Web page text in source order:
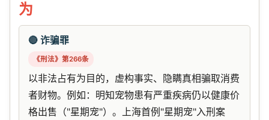
为
🔴 诈骗罪
《刑法》第266条
以非法占有为目的，虚构事实、隐瞒真相骗取消费
者财物。例如：明知宠物患有严重疾病仍以健康价
格出售（"星期宠"）。上海首例"星期宠"入刑案